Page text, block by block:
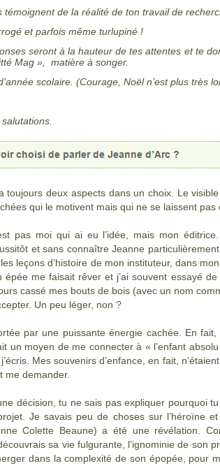
témoignent de la réalité de ton travail de
et parfois même turlupiné !
seront à la hauteur de tes attentes et te
Mag », matière à songer.
scolaire. (Courage, Noël n’est plus très
toujours deux aspects dans un choix. Le
qui le motivent mais qui ne se laissent pas
pas moi qui ai eu l’idée, mais mon
et sans connaître Jeanne
leçons d’histoire de mon instituteur, dans
épée me faisait rêver et j’ai souvent essayé
cassé mes bouts de bois (avec un nom
Un peu léger, non ?
par une puissante énergie cachée. En
un moyen de me connecter à « l’enfant
Mes souvenirs d’enfance, en fait,
me demander.
décision, tu ne sais pas expliquer pourquoi
Je savais peu de choses sur l’héroïne
Colette Beaune) a été une révélation.
sa vie fulgurante, l’ignominie de son
dans la complexité de son épopée, pour